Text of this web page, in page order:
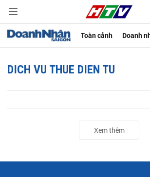
Toàn cảnh Doanh
DICH VU THUE DIEN TU
Xem thêm